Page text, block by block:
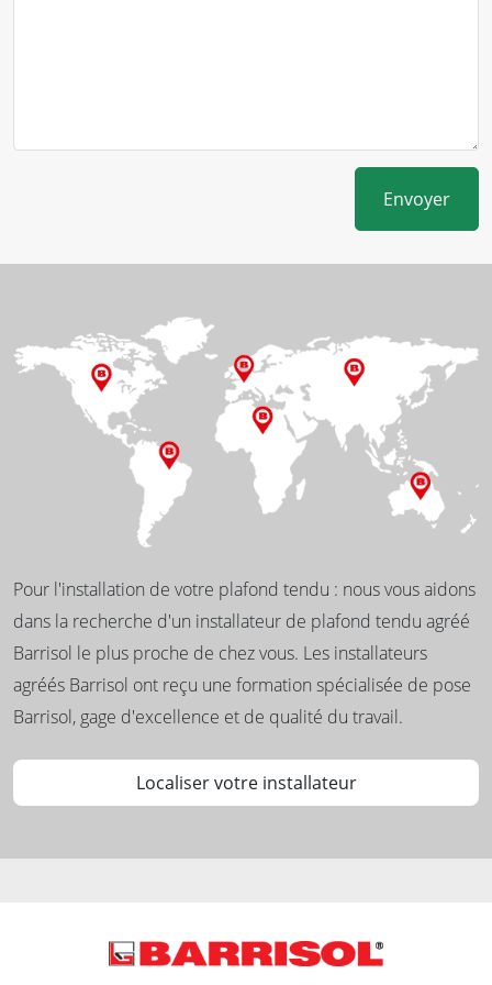
Envoyer
Pour l'installation de votre plafond tendu : nous vous aidons
dans la recherche d'un installateur de plafond tendu agréé
Barrisol le plus proche de chez vous. Les installateurs
agréés Barrisol ont reçu une formation spécialisée de pose
Barrisol, gage d'excellence et de qualité du travail.
Localiser votre installateur